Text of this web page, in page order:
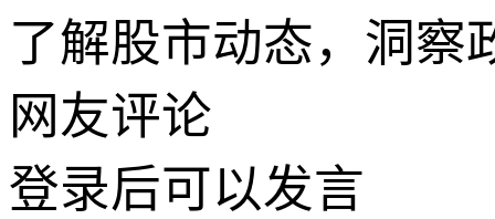
了解股市动态，洞察
网友评论
登录后可以发言